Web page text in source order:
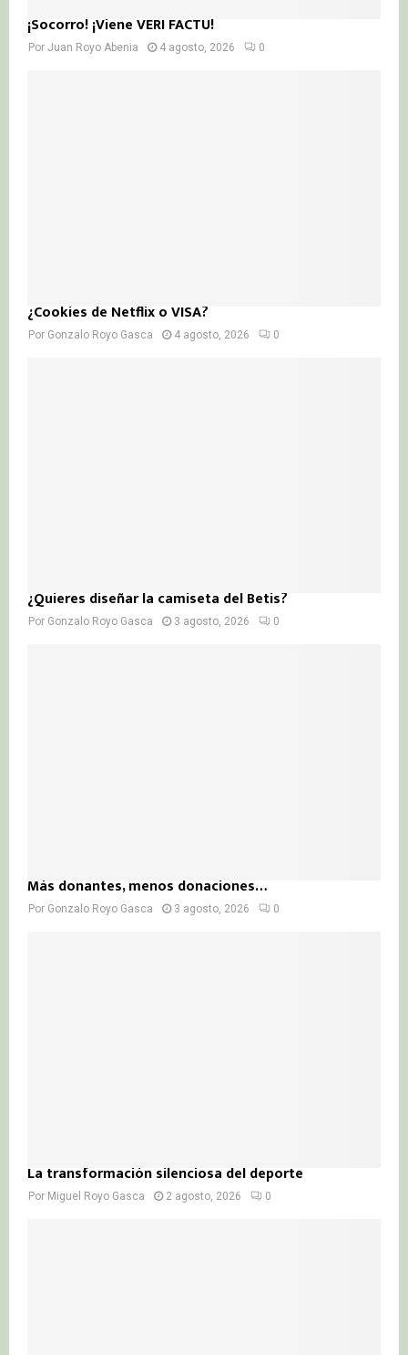
¡Socorro! ¡Viene VERI FACTU!
Por Juan Royo Abenia 4 agosto, 2026 0
¿Cookies de Netflix o VISA?
Por Gonzalo Royo Gasca 4 agosto, 2026 0
¿Quieres diseñar la camiseta del Betis?
Por Gonzalo Royo Gasca 3 agosto, 2026 0
Más donantes, menos donaciones…
Por Gonzalo Royo Gasca 3 agosto, 2026 0
La transformación silenciosa del deporte
Por Miguel Royo Gasca 2 agosto, 2026 0